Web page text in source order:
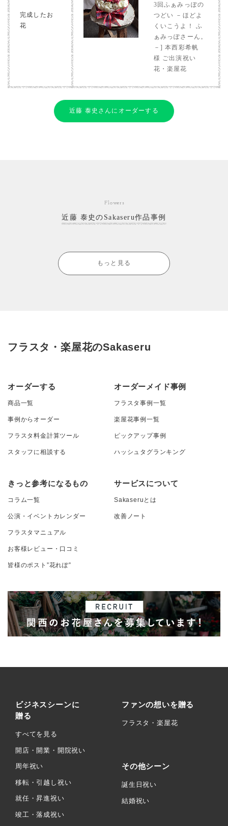
完成したお
花
3回ふぁみっぽの
つどい －ほどよ
くいこうよ！ ふ
ぁみっぽさーん。
－] 本西彩希帆
様 ご出演祝い
花・楽屋花
近藤 泰史さんにオーダーする
Flowers
近藤 泰史のSakaseru作品事例
もっと見る
フラスタ・楽屋花のSakaseru
オーダーする
商品一覧
事例からオーダー
フラスタ料金計算ツール
スタッフに相談する
オーダーメイド事例
フラスタ事例一覧
楽屋花事例一覧
ピックアップ事例
ハッシュタグランキング
きっと参考になるもの
コラム一覧
公演・イベントカレンダー
フラスタマニュアル
お客様レビュー・口コミ
皆様のポスト”花れぽ”
サービスについて
Sakaseruとは
改善ノート
ビジネスシーンに
贈る
すべてを見る
開店・開業・開院祝い
周年祝い
移転・引越し祝い
就任・昇進祝い
竣工・落成祝い
ファンの想いを贈る
フラスタ・楽屋花
その他シーン
誕生日祝い
結婚祝い